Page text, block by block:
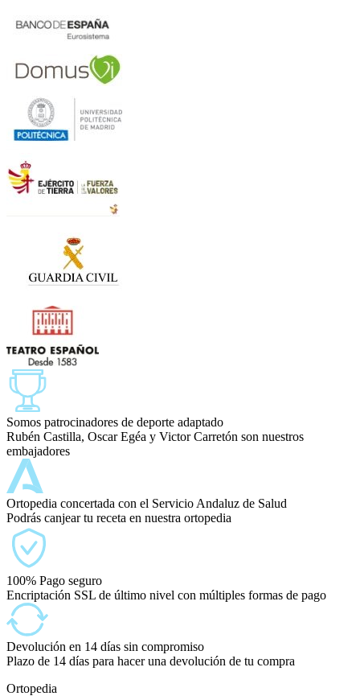
Somos patrocinadores de deporte adaptado
Rubén Castilla, Oscar Egéa y Victor Carretón son nuestros
embajadores
Ortopedia concertada con el Servicio Andaluz de Salud
Podrás canjear tu receta en nuestra ortopedia
100% Pago seguro
Encriptación SSL de último nivel con múltiples formas de pago
Devolución en 14 días sin compromiso
Plazo de 14 días para hacer una devolución de tu compra
Ortopedia